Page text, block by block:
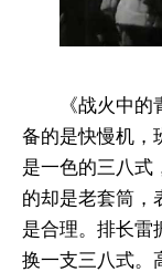
《战火中
备的是快慢机，
是一色的三八式
的却是老套筒，
是合理。排长雷
换一支三八式。